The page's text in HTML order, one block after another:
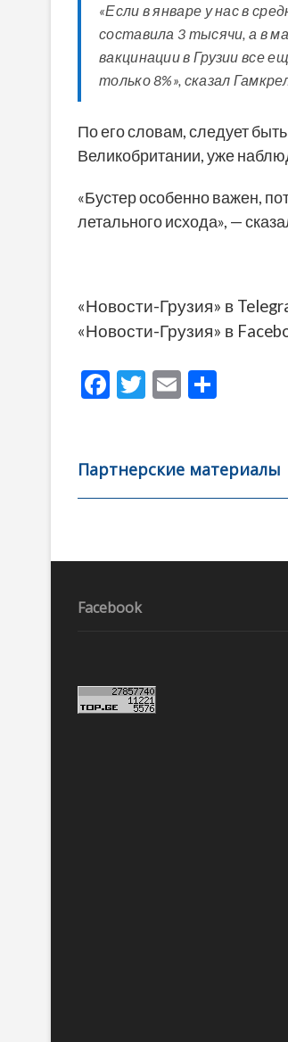
«Если в январе у нас в
составила 3 тысячи, а в
вакцинации в Грузии все
только 8%», сказал
По его словам, следует
Великобритании, уже
«Бустер особенно важен,
летального исхода», —
«Новости-Грузия» в
«Новости-Грузия» в
F
b
o
k
T
er
E
l
а
в
ть
Партнерские материалы
Навигация
записям
Facebook